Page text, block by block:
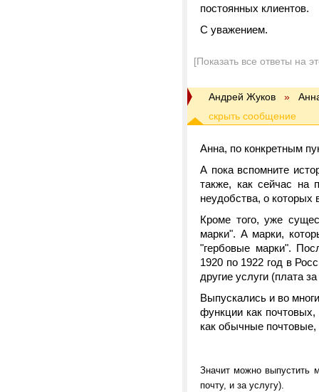
постоянных клиентов.
С уважением.
[Показать все ответы на
Андрей Жуков »
Анна, по конкретным
А пока вспомните
также, как сейчас на
неудобства, о которых
Кроме того, уже
марки". А марки,
"гербовые марки".
1920 по 1922 год в
другие услуги (плата
Выпускались и во
функции как
как обычные
Значит можно выпустить
почту, и за услугу).